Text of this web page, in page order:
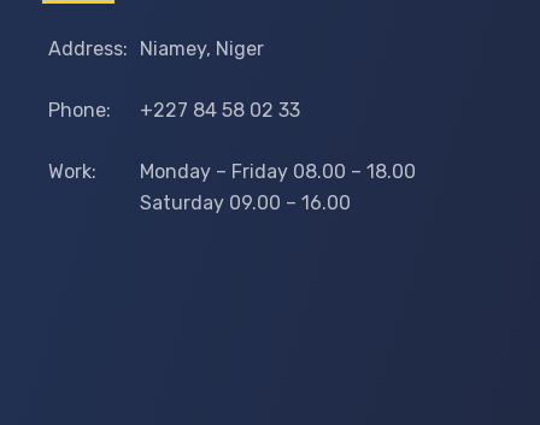
Address: Niamey, Niger
Phone: +227 84 58 02 33
Work:
Monday – Friday 08.00 – 18.00
Saturday 09.00 – 16.00